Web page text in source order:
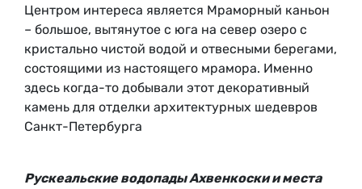
Центром интереса является Мраморный каньон
– большое, вытянутое с юга на север озеро с
кристально чистой водой и отвесными берегами,
состоящими из настоящего мрамора. Именно
здесь когда-то добывали этот декоративный
камень для отделки архитектурных шедевров
Санкт-Петербурга
Рускеальские водопады Ахвенкоски и места